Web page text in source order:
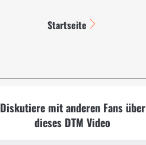
Startseite
Diskutiere mit anderen Fans über
dieses DTM Video